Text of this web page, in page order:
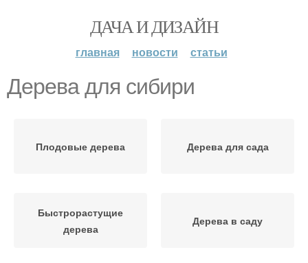
ДАЧА И ДИЗАЙН
главная новости статьи
Дерева для сибири
Плодовые дерева Дерева для сада
Быстрорастущие
дерева
Дерева в саду